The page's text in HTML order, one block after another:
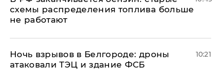
схемы распределения топлива больше
не работают
​Ночь взрывов в Белгороде: дроны
атаковали ТЭЦ и здание ФСБ
10:21